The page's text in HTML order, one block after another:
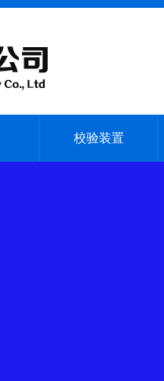
校验装置